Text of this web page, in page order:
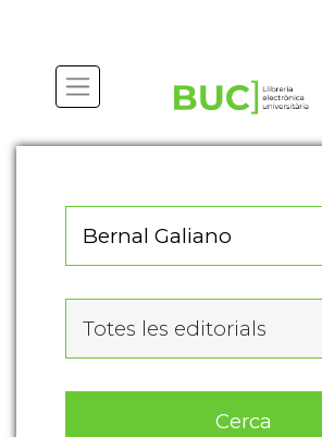
Totes les editorials
Cerca